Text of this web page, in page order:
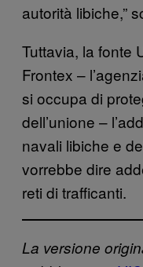
autorità libiche,”
Tuttavia, la fonte
Frontex –
si occupa di
dell’unione –
navali libiche e
vorrebbe dire
reti di trafficanti.
La versione